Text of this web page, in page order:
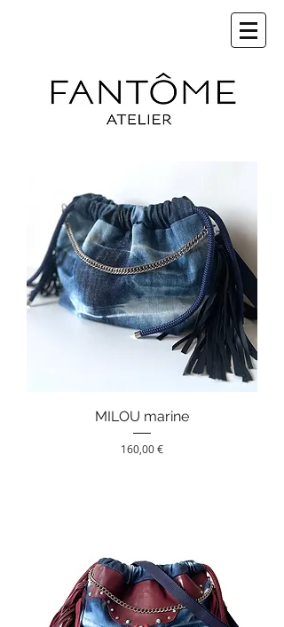
MILOU marine
Prix
160,00 €